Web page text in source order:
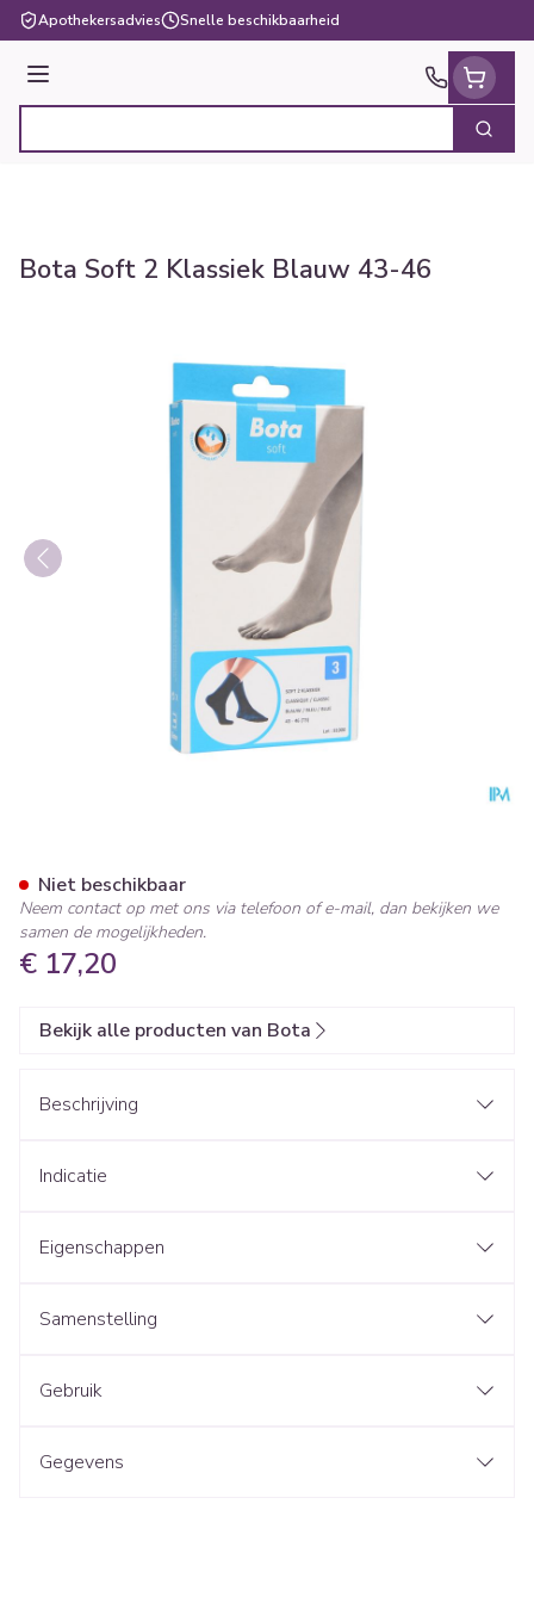
Ga naar de inhoud
Apothekersadvies Snelle beschikbaarheid
Menu
Zoek
Bota Soft 2 Klassiek Blauw 43-46
€ 17,20
Niet beschikbaar
Neem contact op met ons via telefoon of e-mail, dan bekijken we
samen de mogelijkheden.
Bekijk alle producten van Bota
Beschrijving
Indicatie
Eigenschappen
Samenstelling
Gebruik
Gegevens